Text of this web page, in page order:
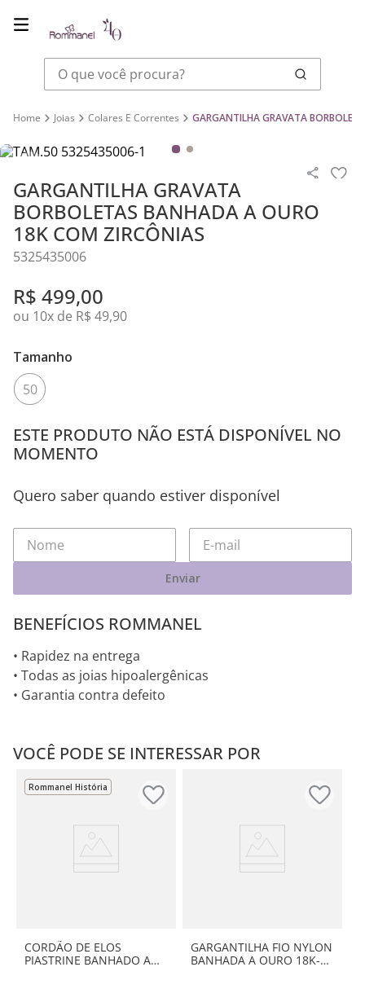
O que você procura?
Joias Colares E Correntes GARGANTILHA GRAVATA
GARGANTILHA GRAVATA
BORBOLETAS BANHADA A OURO
18K COM ZIRCÔNIAS
5325435006
R$ 499,00
ou 10x de R$ 49,90
Tamanho
50
ESTE PRODUTO NÃO ESTÁ DISPONÍVEL NO
MOMENTO
Quero saber quando estiver disponível
Enviar
BENEFÍCIOS ROMMANEL
• Rapidez na entrega
• Todas as joias hipoalergênicas
• Garantia contra defeito
VOCÊ PODE SE INTERESSAR POR
Rommanel História
CORDÃO DE ELOS
PIASTRINE BANHADO A
GARGANTILHA FIO NYLON
BANHADA A OURO 18K-